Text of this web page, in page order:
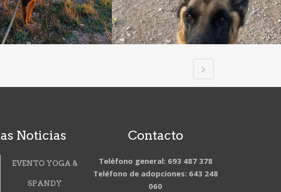
Noticias
EVENTO YOGA &
SPANDY
Contacto
Teléfono general: 693 487 378
Teléfono de adopciones: 643 248
060